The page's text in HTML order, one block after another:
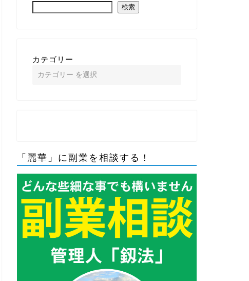
検索
カテゴリー
「麗華」に副業を相談する！